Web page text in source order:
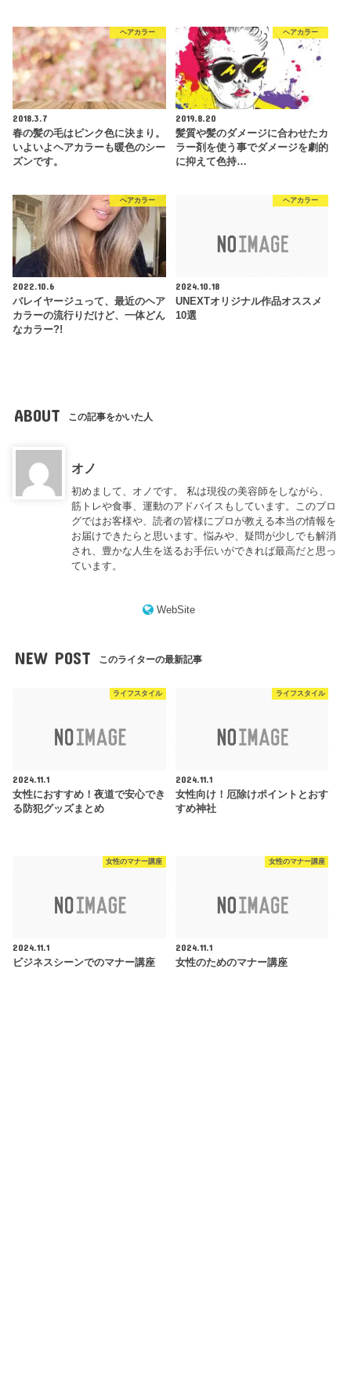
ヘアカラー
2018.3.7
春の髪の毛はピンク色に決まり。
いよいよヘアカラーも暖色のシー
ズンです。
ヘアカラー
2019.8.20
髪質や髪のダメージに合わせたカ
ラー剤を使う事でダメージを劇的
に抑えて色持…
ヘアカラー
2022.10.6
バレイヤージュって、最近のヘア
カラーの流行りだけど、一体どん
なカラー?!
ヘアカラー
2024.10.18
UNEXTオリジナル作品オススメ
10選
ABOUT この記事をかいた人
オノ
初めまして、オノです。 私は現役の美容師をしながら、
筋トレや食事、運動のアドバイスもしています。このブロ
グではお客様や、読者の皆様にプロが教える本当の情報を
お届けできたらと思います。悩みや、疑問が少しでも解消
され、豊かな人生を送るお手伝いができれば最高だと思っ
ています。
WebSite
NEW POST このライターの最新記事
ライフスタイル
2024.11.1
女性におすすめ！夜道で安心でき
る防犯グッズまとめ
ライフスタイル
2024.11.1
女性向け！厄除けポイントとおす
すめ神社
女性のマナー講座
2024.11.1
ビジネスシーンでのマナー講座
女性のマナー講座
2024.11.1
女性のためのマナー講座